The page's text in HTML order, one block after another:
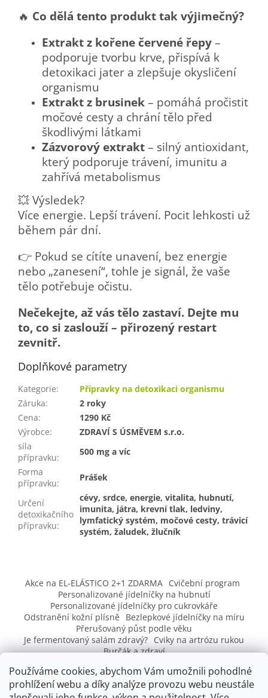
Používáme cookies, abychom Vám umožnili pohodlné
prohlížení webu a díky analýze provozu webu neustále
🔥 Co dělá tento produkt tak výjimečný?
Extrakt z kořene červené řepy –
podporuje tvorbu krve, přispívá k
detoxikaci jater a zlepšuje okysličení
organismu
Extrakt z brusinek – pomáhá pročistit
močové cesty a chrání tělo před
škodlivými látkami
Zázvorový extrakt – silný antioxidant,
který podporuje trávení, imunitu a
zahřívá metabolismus
💥 Výsledek?
Více energie. Lepší trávení. Pocit lehkosti už
během pár dní.
👉 Pokud se cítíte unavení, bez energie
nebo „zanesení“, tohle je signál, že vaše
tělo potřebuje očistu.
Nečekejte, až vás tělo zastaví. Dejte mu
to, co si zaslouží – přirozený restart
zevnitř.
Doplňkové parametry
Kategorie:
Přípravky na detoxikaci organismu
Záruka:
2 roky
Cena:
1290 Kč
Výrobce:
ZDRAVÍ S ÚSMĚVEM s.r.o.
síla
přípravku:
500 mg a víc
Forma
přípravku:
Prášek
Určení
detoxikačního
přípravku:
cévy, srdce, energie, vitalita, hubnutí,
imunita, játra, krevní tlak, ledviny,
lymfatický systém, močové cesty, trávicí
systém, žaludek, žlučník
Akce na EL-ELÁSTICO 2+1 ZDARMA Cvičební program
Personalizované jídelníčky na hubnutí
Personalizované jídelníčky pro cukrovkáře
Odstranění kožní plísně
Bezlepkové jídelníčky na míru
Přerušovaný půst podle věku
Je fermentovaný salám zdravý? Cviky na artrózu rukou
Burčák a zdraví
s tím